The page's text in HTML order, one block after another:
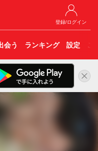
登録/ログイン
会う ランキング 設定 こ